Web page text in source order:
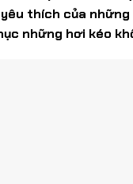
thích của
những hơi kéo